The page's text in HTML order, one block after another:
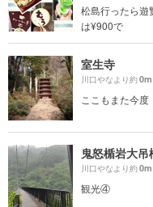
松島行ったら遊
は¥900で
室生寺
川口やなより約0m
ここもまた今度
鬼怒楯岩大吊
川口やなより約0m
観光④